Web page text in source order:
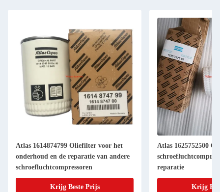
Atlas 1614874799 Oliefilter voor het
onderhoud en de reparatie van andere
schroefluchtcompressoren
Krijg Beste Prijs
Atlas 1625752500
reparatie
Krijg